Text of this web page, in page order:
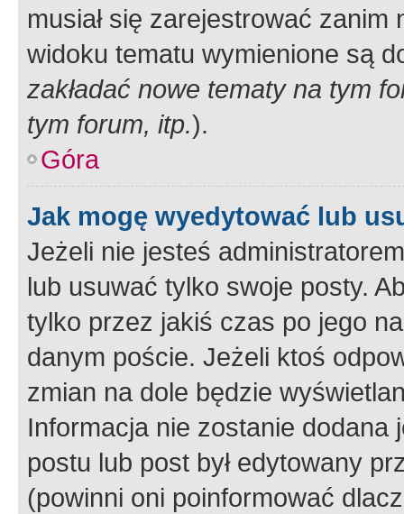
musiał się zarejestrować
widoku tematu wymienione są
zakładać nowe tematy na tym
tym forum, itp.).
Góra
Jak mogę wyedytować lub
Jeżeli nie jesteś
lub usuwać tylko swoje posty.
tylko przez jakiś czas po jego
danym poście. Jeżeli ktoś
zmian na dole będzie
Informacja nie zostanie dodana
postu lub post był edytowany
(powinni oni poinformować